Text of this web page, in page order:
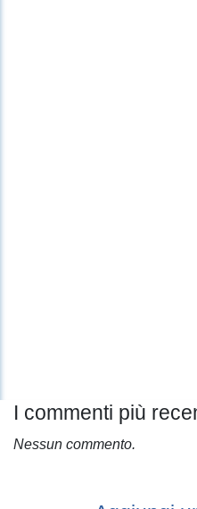
I commenti più
Nessun commento.